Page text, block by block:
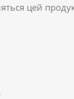
цей